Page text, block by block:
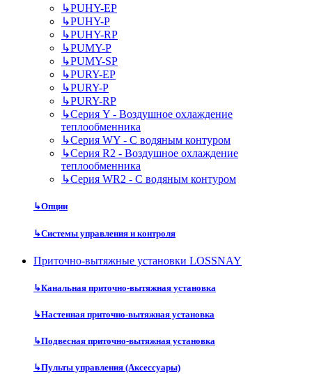
↳PUHY-EP
↳PUHY-P
↳PUHY-RP
↳PUMY-P
↳PUMY-SP
↳PURY-EP
↳PURY-P
↳PURY-RP
↳Серия Y - Воздушное охлаждение
теплообменника
↳Серия WY - С водяным контуром
↳Серия R2 - Воздушное охлаждение
теплообменника
↳Серия WR2 - С водяным контуром
↳Опции
↳Системы управления и контроля
Приточно-вытяжные установки LOSSNAY
↳Канальная приточно-вытяжная установка
↳Настенная приточно-вытяжная установка
↳Подвесная приточно-вытяжная установка
↳Пульты управления (Аксессуары)